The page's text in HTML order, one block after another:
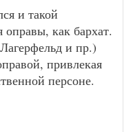
и такой
как бархат.
и пр.)
привлекая
персоне.